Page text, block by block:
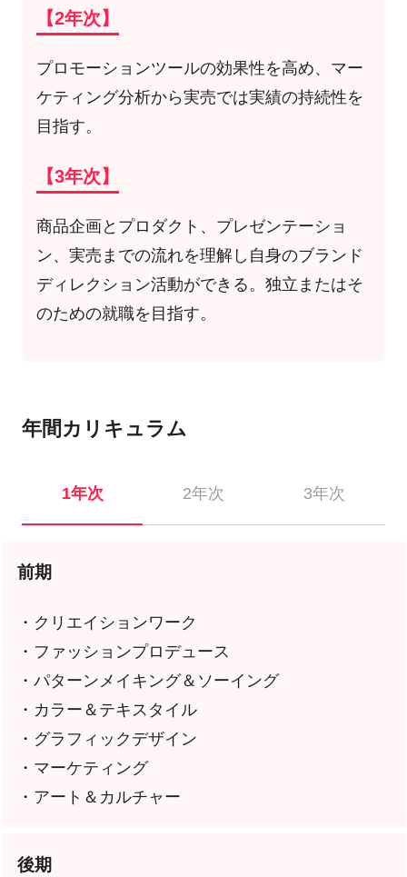
【2年次】
プロモーションツールの効果性を高め、マー
ケティング分析から実売では実績の持続性を
目指す。
【3年次】
商品企画とプロダクト、プレゼンテーショ
ン、実売までの流れを理解し自身のブランド
ディレクション活動ができる。独立またはそ
のための就職を目指す。
年間カリキュラム
1年次 2年次 3年次
前期
・クリエイションワーク
・ファッションプロデュース
・パターンメイキング＆ソーイング
・カラー＆テキスタイル
・グラフィックデザイン
・マーケティング
・アート＆カルチャー
後期